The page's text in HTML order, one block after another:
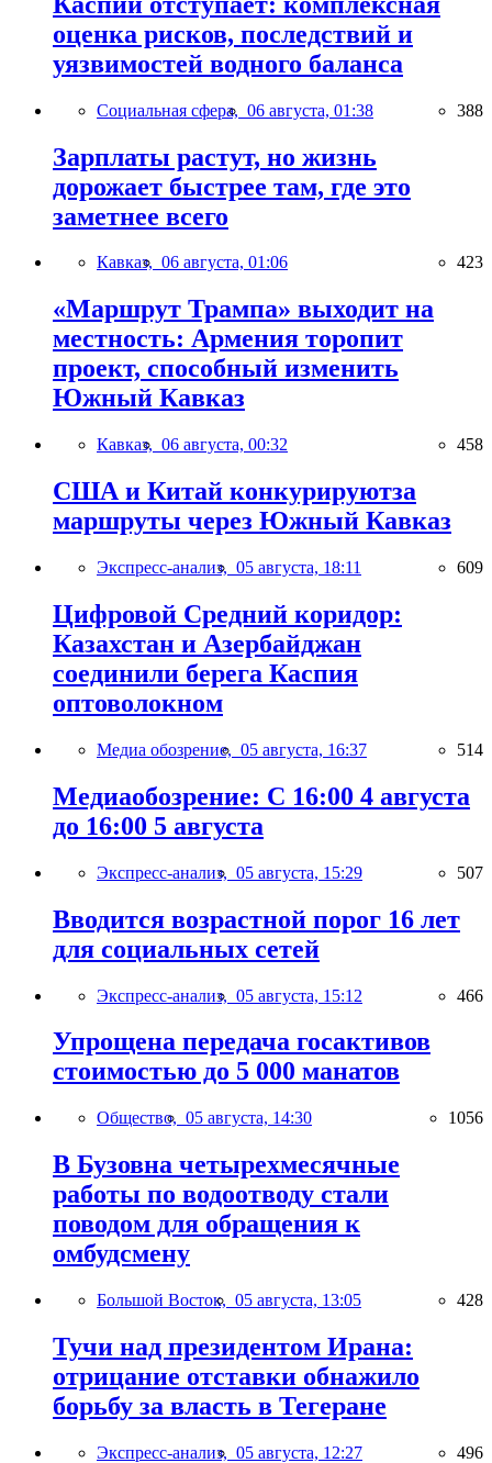
оценка рисков, последствий и
уязвимостей водного баланса
Социальная сфера, 06 августа, 01:38 388
Зарплаты растут, но жизнь
дорожает быстрее там, где это
заметнее всего
Кавказ, 06 августа, 01:06 423
«Маршрут Трампа» выходит на
местность: Армения торопит
проект, способный изменить
Южный Кавказ
Кавказ, 06 августа, 00:32 458
США и Китай конкурируютза
маршруты через Южный Кавказ
Экспресс-анализ, 05 августа, 18:11 609
Цифровой Средний коридор:
Казахстан и Азербайджан
соединили берега Каспия
оптоволокном
Медиа обозрение, 05 августа, 16:37 514
Медиаобозрение: С 16:00 4 августа
до 16:00 5 августа
Экспресс-анализ, 05 августа, 15:29 507
Вводится возрастной порог 16 лет
для социальных сетей
Экспресс-анализ, 05 августа, 15:12 466
Упрощена передача госактивов
стоимостью до 5 000 манатов
Общество, 05 августа, 14:30 1056
В Бузовна четырехмесячные
работы по водоотводу стали
поводом для обращения к
омбудсмену
Большой Восток, 05 августа, 13:05 428
Тучи над президентом Ирана:
отрицание отставки обнажило
борьбу за власть в Тегеране
Экспресс-анализ, 05 августа, 12:27 496